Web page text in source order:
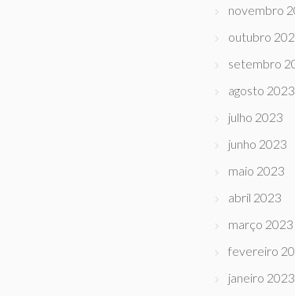
novembro
outubro
setembro
agosto 2023
julho 2023
junho 2023
maio 2023
abril 2023
março 2023
fevereiro
janeiro 2023